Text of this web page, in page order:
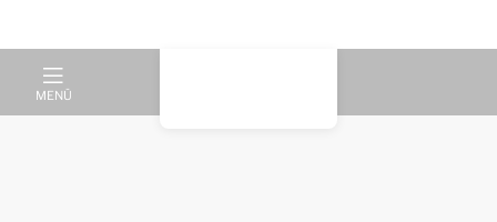
MENÜ